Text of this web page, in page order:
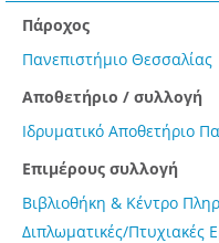
Πάροχος
Πανεπιστήμιο Θεσσαλίας
Αποθετήριο / συλλογή
Ιδρυματικό Αποθετήριο
Επιμέρους συλλογή
Βιβλιοθήκη & Κέντρο
Διπλωματικές/Πτυχιακές